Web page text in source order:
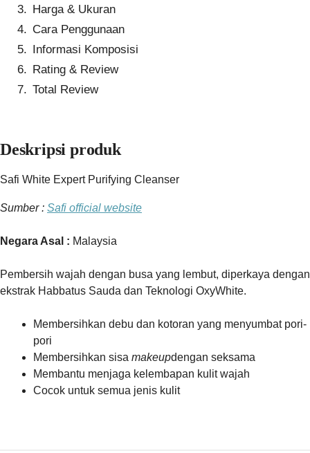
Harga & Ukuran
Cara Penggunaan
Informasi Komposisi
Rating & Review
Total Review
Deskripsi produk
Safi White Expert Purifying Cleanser
Sumber : Safi official website
Negara Asal : Malaysia
Pembersih wajah dengan busa yang lembut, diperkaya dengan
ekstrak Habbatus Sauda dan Teknologi OxyWhite.
Membersihkan debu dan kotoran yang menyumbat pori-
pori
Membersihkan sisa makeupdengan seksama
Membantu menjaga kelembapan kulit wajah
Cocok untuk semua jenis kulit